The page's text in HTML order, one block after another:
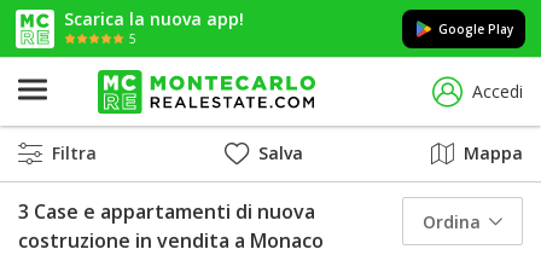
Scarica la nuova app!
5
Google Play
Accedi
Filtra Salva Mappa
3 Case e appartamenti di nuova
costruzione in vendita a Monaco
Ordina